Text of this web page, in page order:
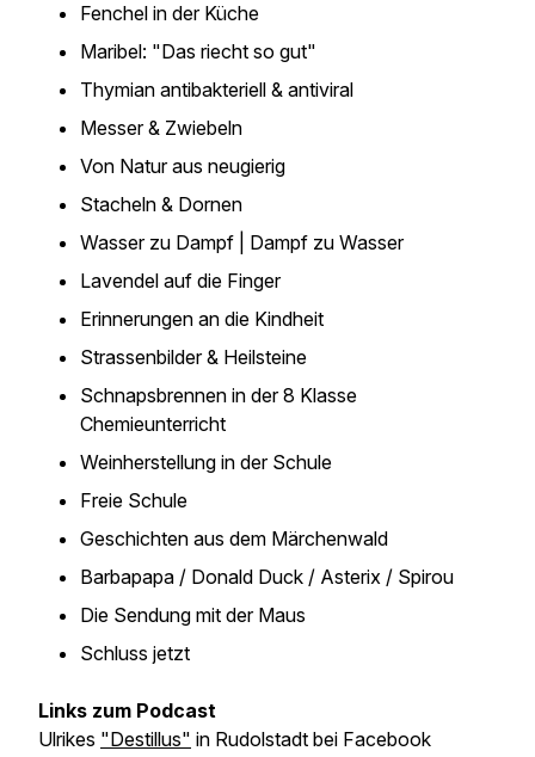
Fenchel in der Küche
Maribel: "Das riecht so gut"
Thymian antibakteriell & antiviral
Messer & Zwiebeln
Von Natur aus neugierig
Stacheln & Dornen
Wasser zu Dampf | Dampf zu Wasser
Lavendel auf die Finger
Erinnerungen an die Kindheit
Strassenbilder & Heilsteine
Schnapsbrennen in der 8 Klasse
Chemieunterricht
Weinherstellung in der Schule
Freie Schule
Geschichten aus dem Märchenwald
Barbapapa / Donald Duck / Asterix / Spirou
Die Sendung mit der Maus
Schluss jetzt
Links zum Podcast
Ulrikes "Destillus" in Rudolstadt bei Facebook